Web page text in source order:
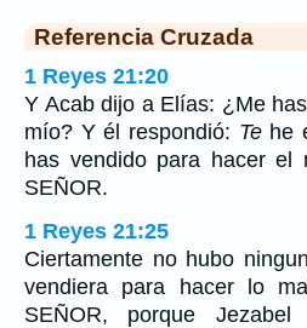
Referencia Cruzada
1 Reyes 21:20
Y Acab dijo a Elías: ¿Me
mío? Y él respondió: Tehe
has vendido para hacer el
SEÑOR.
1 Reyes 21:25
Ciertamente no hubo
vendiera para hacer lo
SEÑOR, porque